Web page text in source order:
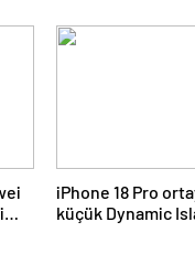
iPhone 18 Pro
küçük Dynamic